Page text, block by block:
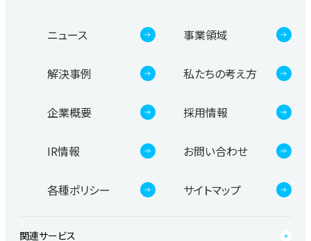
ニュース 事業領域
解決事例 私たちの考え方
企業概要 採用情報
IR情報 お問い合わせ
各種ポリシー サイトマップ
関連サービス